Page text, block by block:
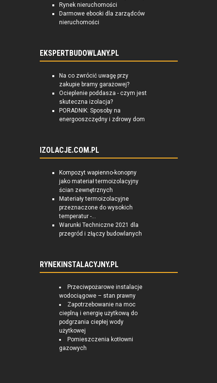
Rynek nieruchomości
Darmowe ebooki dla zarządców
nieruchomości
EKSPERTBUDOWLANY.PL
Na co zwrócić uwagę przy
zakupie bramy garażowej?
Ocieplenie poddasza - czym jest
skuteczna izolacja?
PORADNIK: Sposoby na
energooszczędny i zdrowy dom
IZOLACJE.COM.PL
Kompozyt wapienno-konopny
jako materiał termoizolacyjny
ścian zewnętrznych
Materiały termoizolacyjne
przeznaczone do wysokich
temperatur -...
Warunki Techniczne 2021 dla
przegród i złączy budowlanych
RYNEKINSTALACYJNY.PL
Przeciwpożarowe instalacje
wodociągowe – stan prawny
Zapotrzebowanie na moc
cieplną i energię użytkową do
podgrzania ciepłej wody
użytkowej
Pomieszczenia kotłowni
gazowych